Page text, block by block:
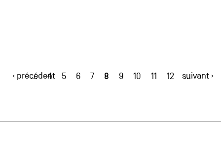
‹ précédent
… 4 5 6 7 8 9 10 11 12 …
suivant ›